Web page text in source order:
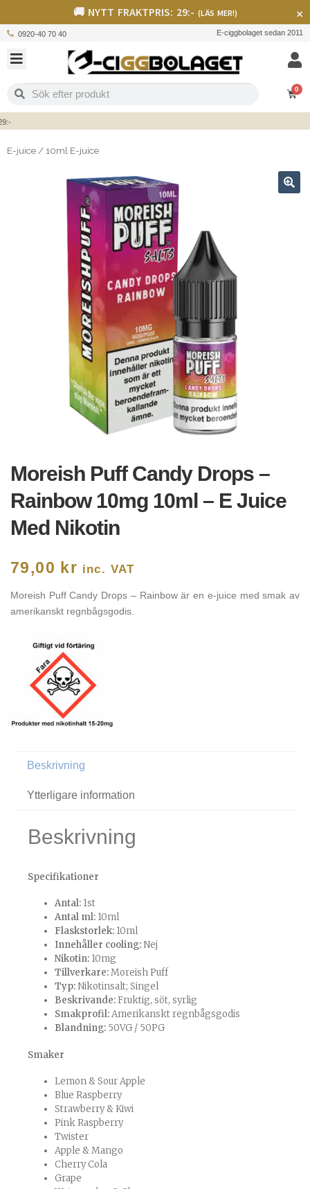
🚚 NYTT FRAKTPRIS: 29:- (LÄS MER!) ×
0920-40 70 40 E-ciggbolaget sedan 2011
0
E-juice / 10ml E-juice
Moreish Puff Candy Drops –
Rainbow 10mg 10ml – E Juice
Med Nikotin
79,00 kr inc. VAT
Moreish Puff Candy Drops – Rainbow är en e-juice med smak av
amerikanskt regnbågsgodis.
Beskrivning
Ytterligare information
Beskrivning
Specifikationer
Antal: 1st
Antal ml: 10ml
Flaskstorlek: 10ml
Innehåller cooling: Nej
Nikotin: 10mg
Tillverkare:Moreish Puff
Typ: Nikotinsalt; Singel
Beskrivande:Fruktig, söt, syrlig
Smakprofil:Amerikanskt regnbågsgodis
Blandning: 50VG / 50PG
Smaker
Lemon &Sour Apple
Blue Raspberry
Strawberry & Kiwi
Pink Raspberry
Twister
Apple & Mango
Cherry Cola
Grape